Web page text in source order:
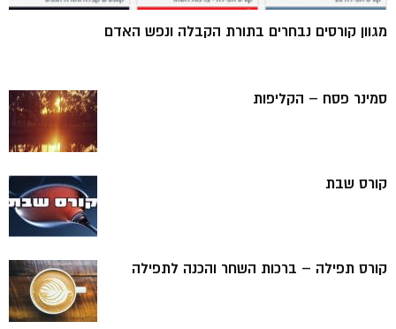
מגוון קורסים נבחרים בתורת הקבלה ונפש האדם
סמינר פסח – הקליפות
קורס שבת
קורס תפילה – ברכות השחר והכנה לתפילה